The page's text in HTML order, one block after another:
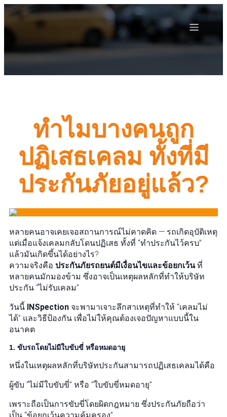
ทำไมบางคนถูก
ปฏิเสธเคลม ทั้งที่มี
ประกันภัยอยู่แล้ว?
หลายคนอาจเคยเจอสถานการณ์ไม่คาดคิด — รถเกิดอุบัติเหตุ
แต่เมื่อแจ้งเคลมกลับโดนปฏิเสธ ทั้งที่ “ทำประกันไว้ครบ”
แล้วมันเกิดขึ้นได้อย่างไร?
ความจริงคือ ประกันภัยรถยนต์มีเงื่อนไขและข้อยกเว้นที่
หลายคนมักมองข้าม ซึ่งอาจเป็นเหตุผลหลักที่ทำให้บริษัท
ประกัน “ไม่รับเคลม”
วันนี้ INSpection จะพามาเจาะลึกสาเหตุที่ทำให้ “เคลมไม่
ได้” และวิธีป้องกัน เพื่อไม่ให้คุณต้องเจอปัญหาแบบนี้ใน
อนาคต
1. ขับรถโดยไม่มีใบขับขี่ หรือหมดอายุ
หนึ่งในเหตุผลหลักที่บริษัทประกันสามารถปฏิเสธเคลมได้คือ
ผู้ขับ “ไม่มีใบขับขี่” หรือ “ใบขับขี่หมดอายุ”
เพราะถือเป็นการขับขี่โดยผิดกฎหมาย ซึ่งประกันภัยถือว่า